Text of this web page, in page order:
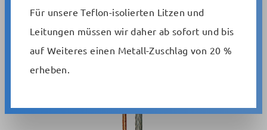
silikonisoliert, Si-Li
Artikelnummer:
Bildergalerie überspringen
Für unsere Teflon-isolierten Litzen und
Leitungen müssen wir daher ab sofort und bis
auf Weiteres einen Metall-Zuschlag von 20 %
erheben.